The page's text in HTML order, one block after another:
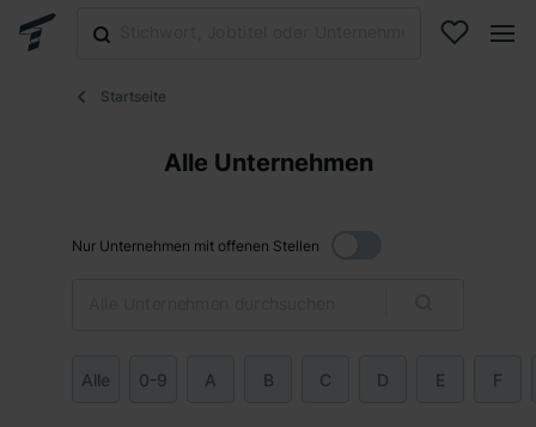
Startseite
Alle Unternehmen
Nur Unternehmen mit offenen Stellen
Alle 0-9 A B C D E F